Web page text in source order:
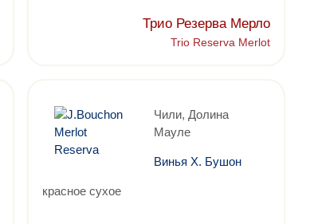
Трио Резерва Мерло
Trio Reserva Merlot
Чили, Долина
Мауле
Винья Х. Бушон
красное сухое